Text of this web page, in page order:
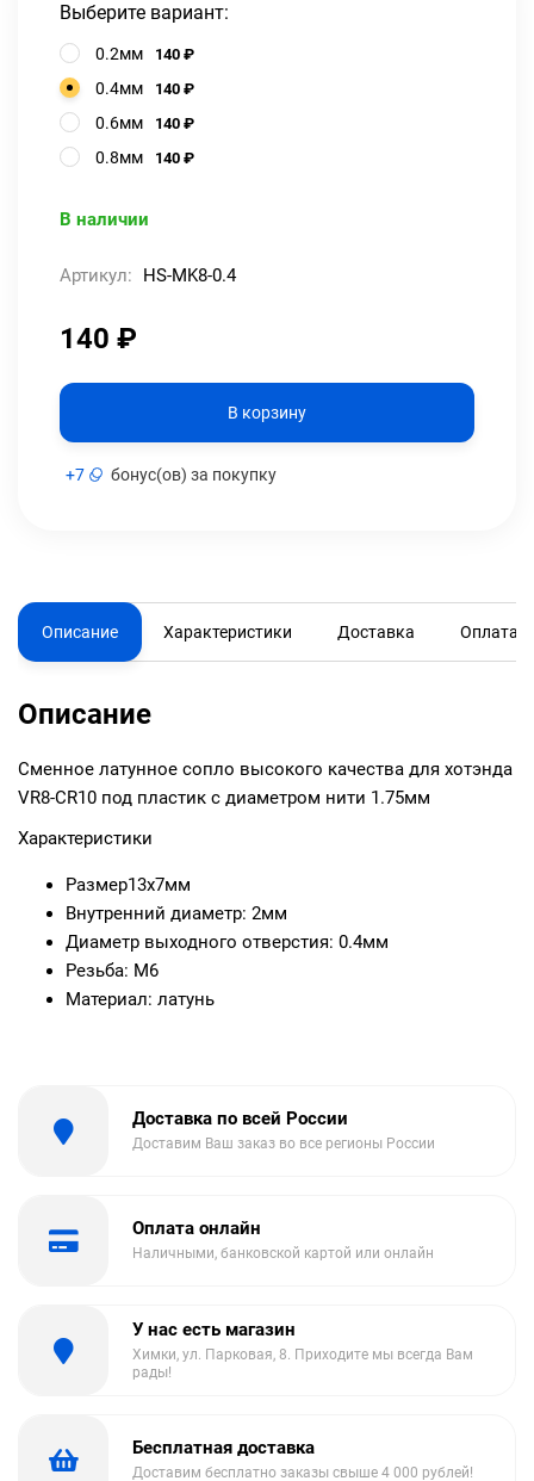
Выберите вариант:
0.2мм 140 ₽
0.4мм 140 ₽
0.6мм 140 ₽
0.8мм 140 ₽
В наличии
Артикул: HS-MK8-0.4
140 ₽
В корзину
+7 бонус(ов) за покупку
Описание Характеристики Доставка Оплата
Описание
Сменное латунное сопло высокого качества для хотэнда
VR8-CR10 под пластик с диаметром нити 1.75мм
Характеристики
Размер13х7мм
Внутренний диаметр: 2мм
Диаметр выходного отверстия: 0.4мм
Резьба: М6
Материал: латунь
Доставка по всей России
Доставим Ваш заказ во все регионы России
Оплата онлайн
Наличными, банковской картой или онлайн
У нас есть магазин
Химки, ул. Парковая, 8. Приходите мы всегда Вам
рады!
Бесплатная доставка
Доставим бесплатно заказы свыше 4 000 рублей!